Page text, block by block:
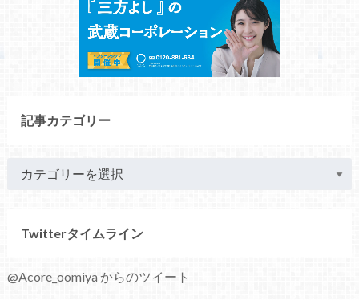
記事カテゴリー
Twitterタイムライン
@Acore_oomiya からのツイート